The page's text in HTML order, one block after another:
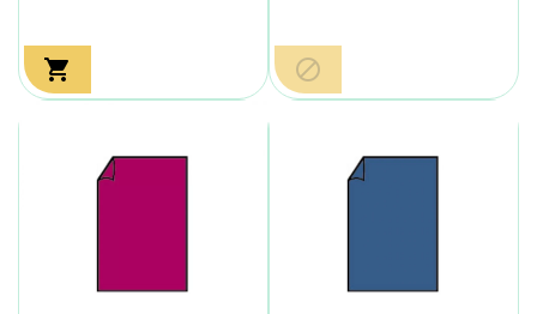
 